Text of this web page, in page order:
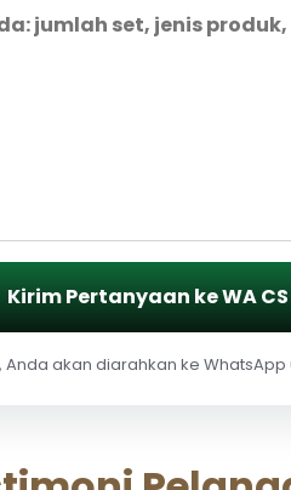
Kirim Pertanyaan ke WA CS
Anda akan diarahkan ke